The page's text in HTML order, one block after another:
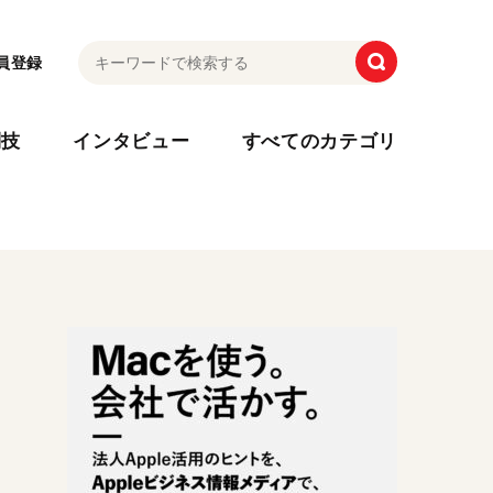
登録
インタビュー すべてのカテゴリ